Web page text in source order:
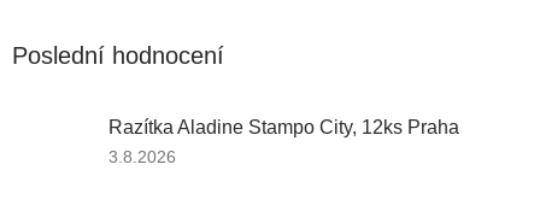
Poslední hodnocení
Razítka Aladine Stampo City, 12ks Praha
Hodnocení produktu je 5 z 5 hvězdiček.
3.8.2026